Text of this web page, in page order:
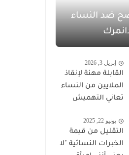
ضد النساء
إبريل 3, 2026
القابلة مهنة لإنقاذ
الملايين من النساء
تعاني التهميش
يونيو 22, 2025
التقليل من قيمة
الخبرات النسائية "لا